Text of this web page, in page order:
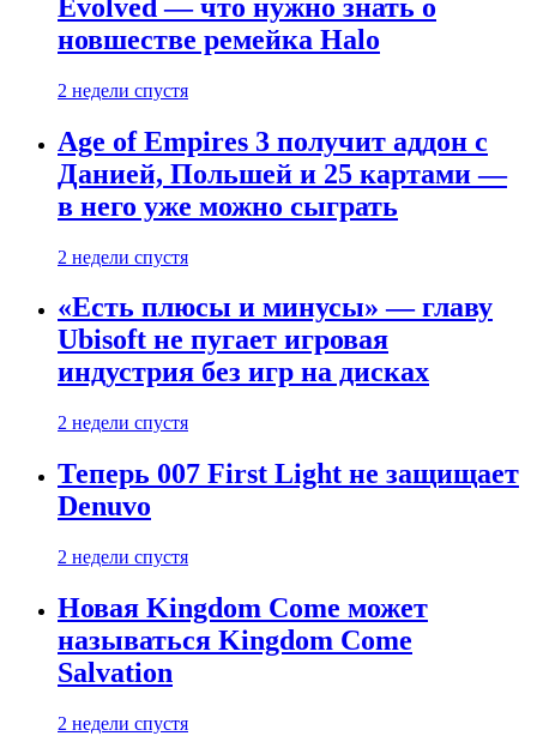
Evolved — что нужно знать о
новшестве ремейка Halo
2 недели спустя
Age of Empires 3 получит аддон с
Данией, Польшей и 25 картами —
в него уже можно сыграть
2 недели спустя
«Есть плюсы и минусы» — главу
Ubisoft не пугает игровая
индустрия без игр на дисках
2 недели спустя
Теперь 007 First Light не защищает
Denuvo
2 недели спустя
Новая Kingdom Come может
называться Kingdom Come
Salvation
2 недели спустя